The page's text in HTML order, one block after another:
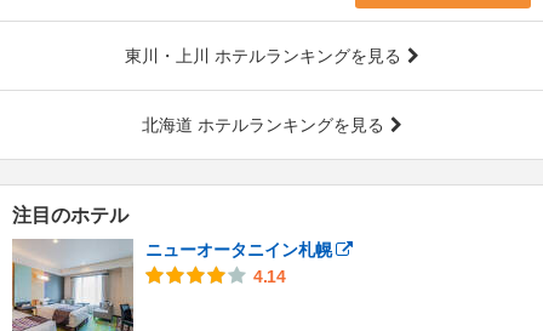
東川・上川 ホテルランキングを見る
北海道 ホテルランキングを見る
注目のホテル
ニューオータニイン札幌
4.14